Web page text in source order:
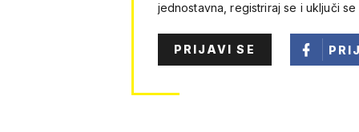
jednostavna, registriraj se i uključi se
PRIJAVI SE